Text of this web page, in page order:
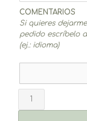
COMENTARIOS
Si quieres
pedido escríbelo
(ej.: idioma)
Meseros